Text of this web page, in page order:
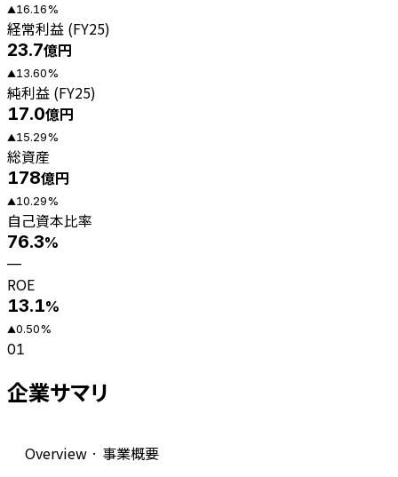
▲16.16%
経常利益 (FY25)
23.7億円
▲13.60%
純利益 (FY25)
17.0億円
▲15.29%
総資産
178億円
▲10.29%
自己資本比率
76.3%
—
ROE
13.1%
▲0.50%
01
企業サマリ
Overview · 事業概要